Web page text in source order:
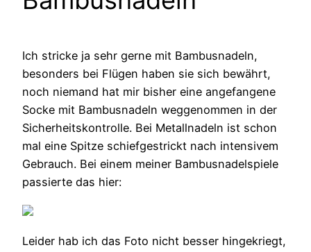
Ich stricke ja sehr gerne mit Bambusnadeln,
besonders bei Flügen haben sie sich bewährt,
noch niemand hat mir bisher eine angefangene
Socke mit Bambusnadeln weggenommen in der
Sicherheitskontrolle. Bei Metallnadeln ist schon
mal eine Spitze schiefgestrickt nach intensivem
Gebrauch. Bei einem meiner Bambusnadelspiele
passierte das hier:
Leider hab ich das Foto nicht besser hingekriegt,